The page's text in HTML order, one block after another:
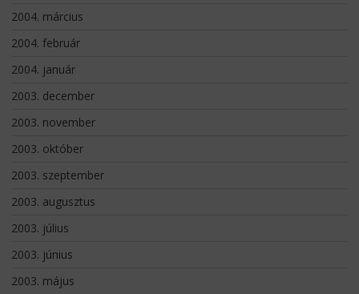
2004. március
2004. február
2004. január
2003. december
2003. november
2003. október
2003. szeptember
2003. augusztus
2003. július
2003. június
2003. május